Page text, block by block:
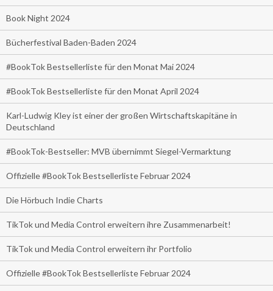
Book Night 2024
Bücherfestival Baden-Baden 2024
#BookTok Bestsellerliste für den Monat Mai 2024
#BookTok Bestsellerliste für den Monat April 2024
Karl-Ludwig Kley ist einer der großen Wirtschaftskapitäne in
Deutschland
#BookTok-Bestseller: MVB übernimmt Siegel-Vermarktung
Offizielle #BookTok Bestsellerliste Februar 2024
Die Hörbuch Indie Charts
TikTok und Media Control erweitern ihre Zusammenarbeit!
TikTok und Media Control erweitern ihr Portfolio
Offizielle #BookTok Bestsellerliste Februar 2024